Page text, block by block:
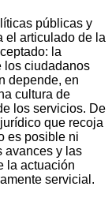
públicas y
el articulado de la
la
los ciudadanos
depende, en
cultura de
los servicios. De
que recoja
es posible ni
avances y las
la actuación
servicial.